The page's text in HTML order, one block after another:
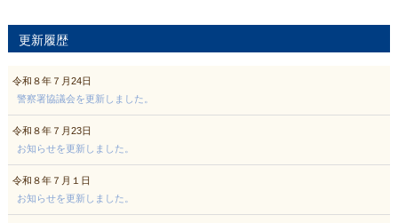
更新履歴
令和８年７月24日
警察署協議会を更新しました。
令和８年７月23日
お知らせを更新しました。
令和８年７月１日
お知らせを更新しました。